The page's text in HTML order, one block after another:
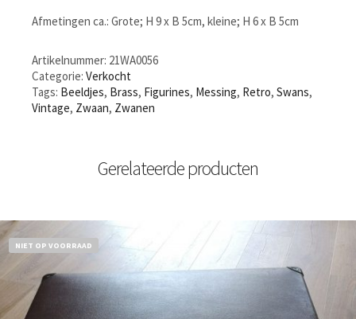
Afmetingen ca.: Grote; H 9 x B 5cm, kleine; H 6 x B 5cm
Artikelnummer: 21WA0056
Categorie: Verkocht
Tags: Beeldjes, Brass, Figurines, Messing, Retro, Swans,
Vintage, Zwaan, Zwanen
Gerelateerde producten
NIET OP VOORRAAD